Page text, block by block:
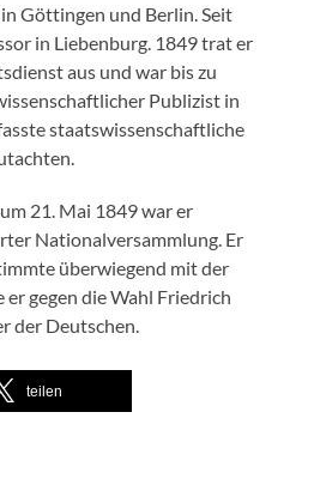
Göttingen und Berlin. Seit
in Liebenburg. 1849 trat er
aus und war bis zu
Publizist in
staatswissenschaftliche
21. Mai 1849 war er
Nationalversammlung. Er
überwiegend mit der
gegen die Wahl Friedrich
der Deutschen.
teilen